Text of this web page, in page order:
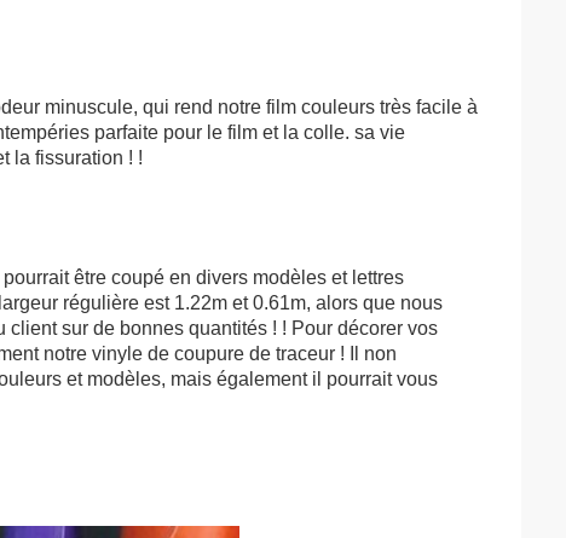
minuscule, qui rend notre film couleurs très facile à
parfaite pour le film et la colle. sa vie
la fissuration ! !
être coupé en divers modèles et lettres
régulière est 1.22m et 0.61m, alors que nous
sur de bonnes quantités ! ! Pour décorer vos
notre vinyle de coupure de traceur ! Il non
et modèles, mais également il pourrait vous